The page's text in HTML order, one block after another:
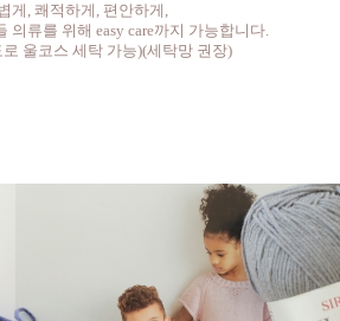
게, 쾌적하게, 편안하게,
의류를 위해 easy care까지 가능합니다.
울코스 세탁 가능)(세탁망 권장)